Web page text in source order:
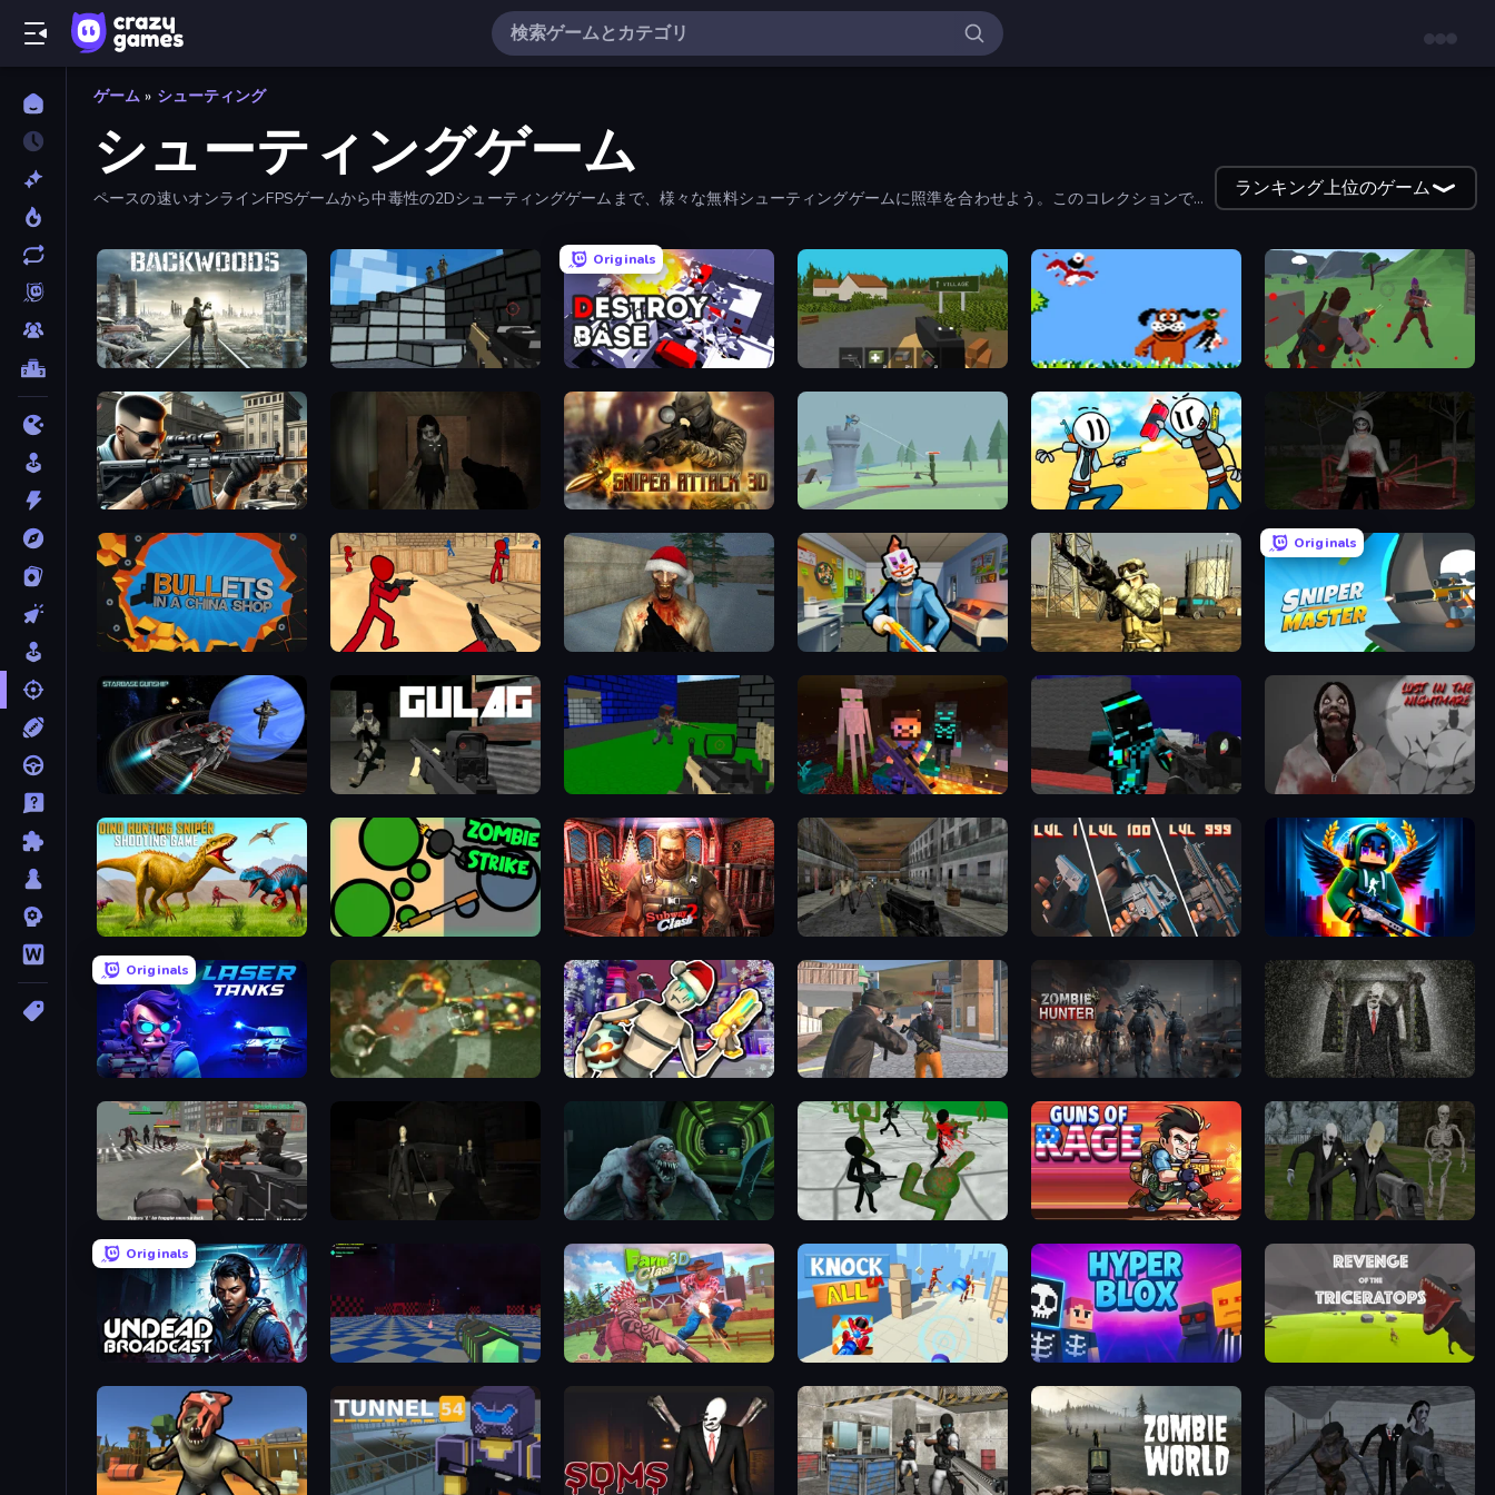
ゲーム » シューティング
シューティングゲーム
ペースの速いオンラインFPSゲームから中毒性の2Dシューティングゲームまで、様々な無料シューティングゲームに照準を合わせよう。このコレクションで
ランキング上位のゲーム
Backwoods Pixel Gun 3D
Originals
Destroy Base ZombieCraft.io Duck Hunt Battle Royale Survival
Sure Shot Sniper Attack 3D: Shooting War Tower Archer Stickman Arena Jeff the Killer: Horrendous Smile
BULLets in a China Shop Stickman Counter Terror Strike Monster Christmas Terror Save the Hostages Mountain Operation
Originals
Starbase Gunship Gulag Advanced Pixel Apocalypse 3 ZombieCraft Pixel Wars of Hero Jeff The Killer: Lost in the Nightmare
Dino Hunting Sniper Shooting Game ZombieStrike Subway Clash 2 Silent Insanity Psychological Trauma The Range 3D Block Contra: Clutch Strike
Originals
Laser Tanks Zombie Outbreak Arena Cyberpunk: Corporation Gangsters Squad Zombie Hunter Slenderman Must Die: Underground Bunker
Masked Forces: Zombie Survival Shoot Your Nightmare: Space Isolation Stickman Zombie 3D Guns of Rage
Originals
Undead Broadcast Crazy Bots Farm Clash 3D Knock Em All Hyperblox Shooting